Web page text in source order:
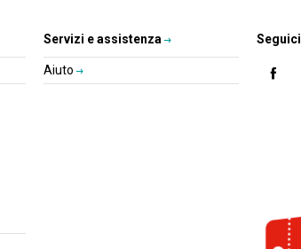
Servizi e assistenza
Aiuto
Seguici